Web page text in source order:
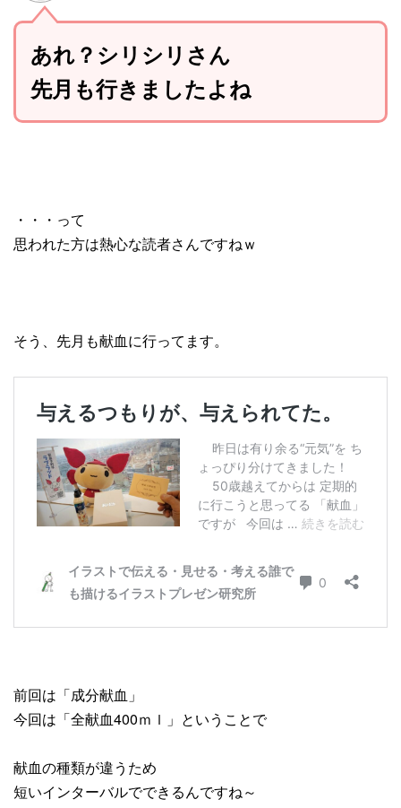
あれ？シリシリさん
先月も行きましたよね
・・・って
思われた方は熱心な読者さんですねｗ
そう、先月も献血に行ってます。
前回は「成分献血」
今回は「全献血400ｍｌ」ということで
献血の種類が違うため
短いインターバルでできるんですね～